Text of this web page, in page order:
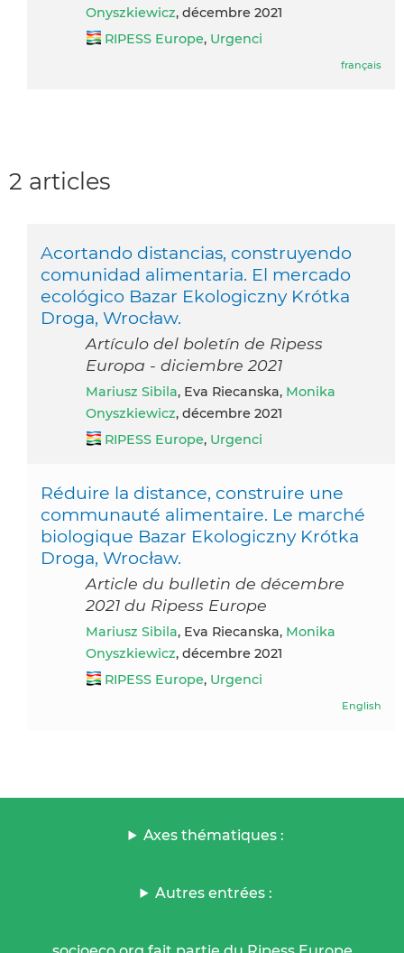
Onyszkiewicz, décembre 2021
RIPESS Europe, Urgenci
français
2 articles
Acortando distancias, construyendo
comunidad alimentaria. El mercado
ecológico Bazar Ekologiczny Krótka
Droga, Wrocław.
Artículo del boletín de Ripess
Europa - diciembre 2021
Mariusz Sibila, Eva Riecanska, Monika
Onyszkiewicz, décembre 2021
RIPESS Europe, Urgenci
Réduire la distance, construire une
communauté alimentaire. Le marché
biologique Bazar Ekologiczny Krótka
Droga, Wrocław.
Article du bulletin de décembre
2021 du Ripess Europe
Mariusz Sibila, Eva Riecanska, Monika
Onyszkiewicz, décembre 2021
RIPESS Europe, Urgenci
English
Axes thématiques :
Autres entrées :